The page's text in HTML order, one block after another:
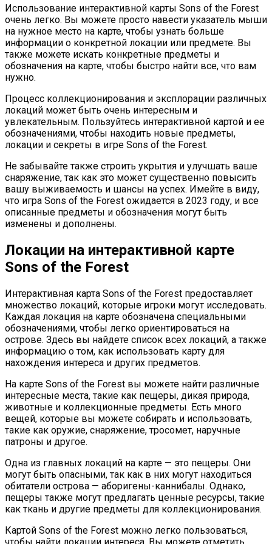
Использование интерактивной карты Sons of the Forest
очень легко. Вы можете просто навести указатель мыши
на нужное место на карте, чтобы узнать больше
информации о конкретной локации или предмете. Вы
также можете искать конкретные предметы и
обозначения на карте, чтобы быстро найти все, что вам
нужно.
Процесс коллекционирования и эксплорации различных
локаций может быть очень интересным и
увлекательным. Пользуйтесь интерактивной картой и ее
обозначениями, чтобы находить новые предметы,
локации и секреты в игре Sons of the Forest.
Не забывайте также строить укрытия и улучшать ваше
снаряжение, так как это может существенно повысить
вашу выживаемость и шансы на успех. Имейте в виду,
что игра Sons of the Forest ожидается в 2023 году, и все
описанные предметы и обозначения могут быть
изменены и дополнены.
Локации на интерактивной карте
Sons of the Forest
Интерактивная карта Sons of the Forest предоставляет
множество локаций, которые игроки могут исследовать.
Каждая локация на карте обозначена специальными
обозначениями, чтобы легко ориентироваться на
острове. Здесь вы найдете список всех локаций, а также
информацию о том, как использовать карту для
нахождения интереса и других предметов.
На карте Sons of the Forest вы можете найти различные
интересные места, такие как пещеры, дикая природа,
животные и коллекционные предметы. Есть много
вещей, которые вы можете собирать и использовать,
такие как оружие, снаряжение, тросомет, наручные
патроны и другое.
Одна из главных локаций на карте — это пещеры. Они
могут быть опасными, так как в них могут находиться
обитатели острова — аборигены-каннибалы. Однако,
пещеры также могут предлагать ценные ресурсы, такие
как ткань и другие предметы для коллекционирования.
Картой Sons of the Forest можно легко пользоваться,